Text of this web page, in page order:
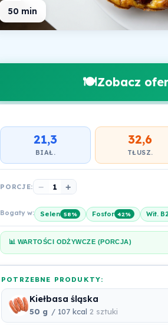
50 min
🍽️Zobacz
21,3
BIAŁ.
32,6
TŁUSZ.
PORCJE: − 1 +
Bogaty w: Selen 58% Fosfor 42% Wit.
📊 WARTOŚCI ODŻYWCZE (PORCJA)
POTRZEBNE PRODUKTY:
Kiełbasa śląska
50 g / 107 kcal 2 sztuki